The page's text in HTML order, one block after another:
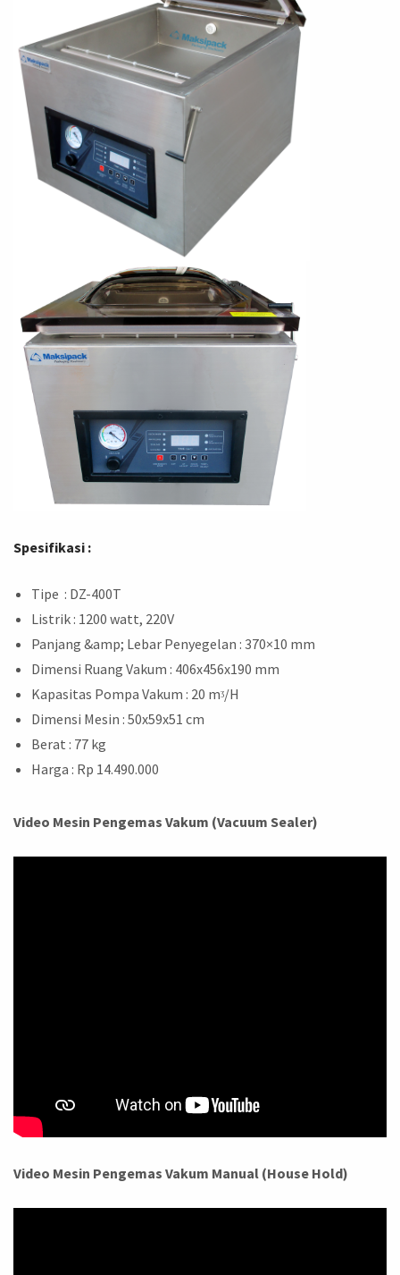
Spesifikasi :
Tipe : DZ-400T
Listrik : 1200 watt, 220V
Panjang &amp; Lebar Penyegelan : 370×10 mm
Dimensi Ruang Vakum : 406x456x190 mm
Kapasitas Pompa Vakum : 20 mᶾ/H
Dimensi Mesin : 50x59x51 cm
Berat : 77 kg
Harga : Rp 14.490.000
Video Mesin Pengemas Vakum (Vacuum Sealer)
Video Mesin Pengemas Vakum Manual (House Hold)